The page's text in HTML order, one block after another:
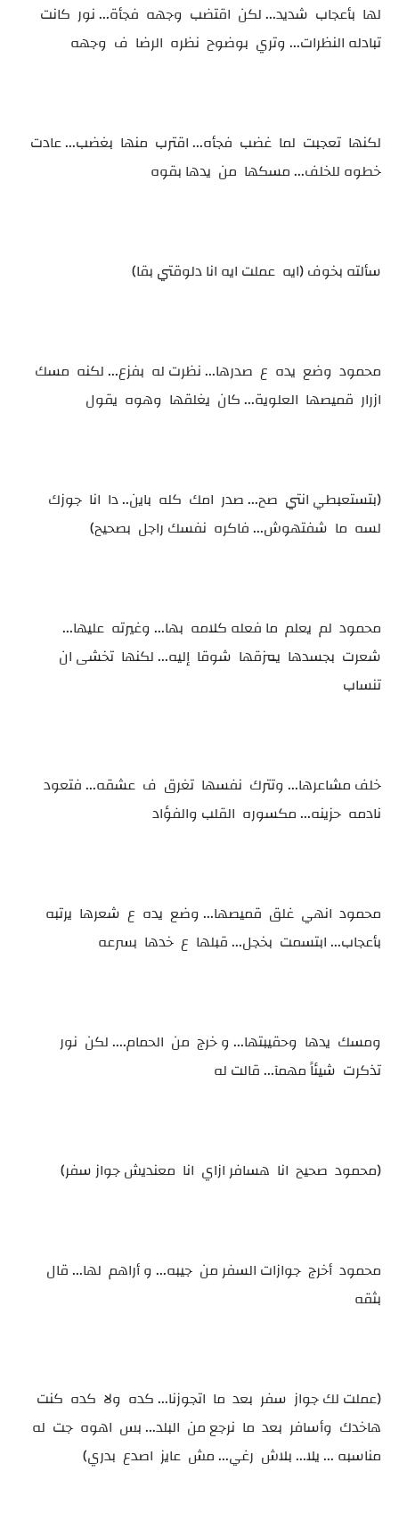
لها بأعجاب شديد... لكن اقتضب وجهه فجأة... نور كانت
تبادله النظرات... وتري بوضوح نظره الرضا ف وجهه
لكنها تعجبت لما غضب فجأه... اقترب منها بغضب... عادت
خطوه للخلف... مسكها من يدها بقوه
سألته بخوف (ايه عملت ايه انا دلوقتي بقا)
محمود وضع يده ع صدرها... نظرت له بفزع... لكنه مسك
ازرار قميصها العلوية... كان يغلقها وهوه يقول
(بتستعبطي انتي صح... صدر امك كله باين.. دا انا جوزك
لسه ما شفتهوش... فاكره نفسك راجل بصحيح)
محمود لم يعلم ما فعله كلامه بها... وغيرته عليها...
شعرت بجسدها يمزقها شوقا إليه... لكنها تخشى ان
تنساب
خلف مشاعرها... وتترك نفسها تغرق ف عشقه... فتعود
نادمه حزينه... مكسوره القلب والفؤاد
محمود انهي غلق قميصها... وضع يده ع شعرها يرتبه
بأعجاب... ابتسمت بخجل... قبلها ع خدها بسرعه
ومسك يدها وحقيبتها... و خرج من الحمام.... لكن نور
تذكرت شيئاً مهمآ... قالت له
(محمود صحيح انا هسافر ازاي انا معنديش جواز سفر)
محمود أخرج جوازات السفر من جيبه... و أراهم لها... قال
بثقه
(عملت لك جواز سفر بعد ما اتجوزنا... كده ولا كده كنت
هاخدك وأسافر بعد ما نرجع من البلد... بس اهوه جت له
مناسبه ... يلا... بلاش رغي... مش عايز اصدع بدري)